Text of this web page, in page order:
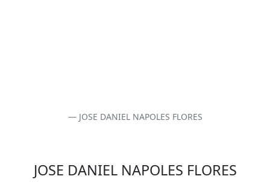
JOSE DANIEL NAPOLES FLORES
JOSE DANIEL NAPOLES FLORES